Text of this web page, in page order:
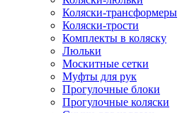
Коляски-трансформеры
Коляски-трости
Комплекты в коляску
Люльки
Москитные сетки
Муфты для рук
Прогулочные блоки
Прогулочные коляски